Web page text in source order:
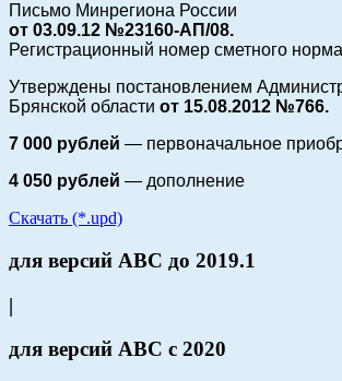
Письмо Минрегиона России
от 03.09.12 №23160-АП/08.
Регистрационный номер сметного
Утверждены постановлением
Брянской области от 15.08.2012 №766.
7 000 рублей — первоначальное
4 050 рублей — дополнение
Скачать (*.upd)
для версий АВС до 2019.1
|
для версий АВС с 2020